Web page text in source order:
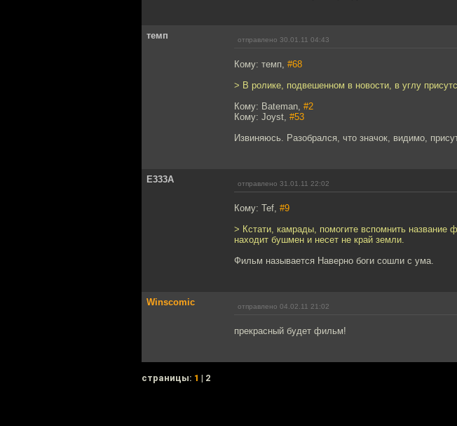
темп отправлено 30.01.11 04:43
Кому: темп, #68
> В ролике, подвешенном в новости, в углу
Кому: Bateman, #2
Кому: Joyst, #53
Извиняюсь. Разобрался, что значок, видимо,
E333A отправлено 31.01.11 22:02
Кому: Tef, #9
> Кстати, камрады, помогите вспомнить
находит бушмен и несет не край земли.
Фильм называется Наверно боги сошли с ума.
Winscomic отправлено 04.02.11 21:02
прекрасный будет фильм!
cтраницы: 1 | 2